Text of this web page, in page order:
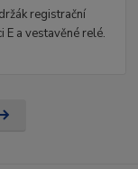
registrační
a vestavěné relé.